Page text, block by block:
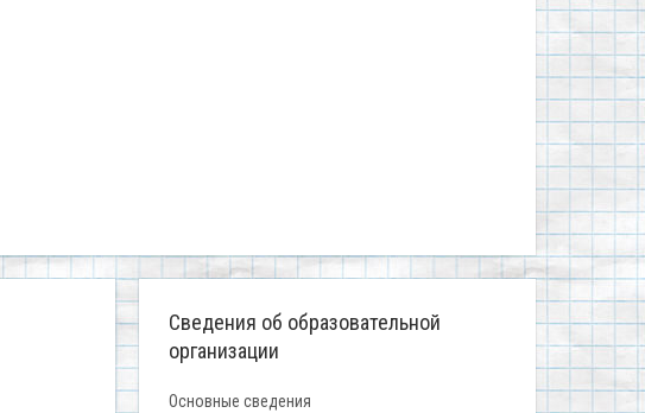
Сведения об образовательной
организации
Основные сведения